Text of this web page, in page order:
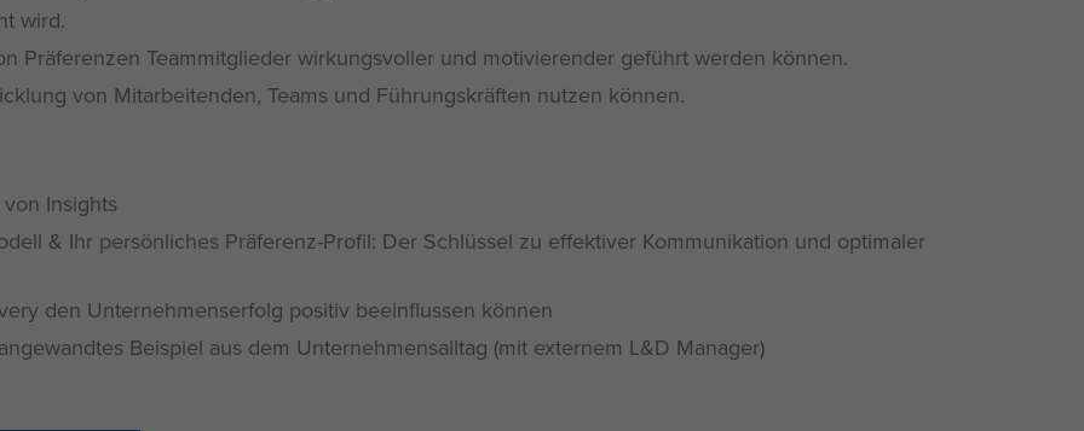
wird.
Präferenzen Teammitgliederwirkungsvoller und motivierender geführt werden können.
von Mitarbeitenden, Teams und Führungskräften nutzen können.
Insights
& Ihr persönliches Präferenz-Profil: Der Schlüssel zu effektiver Kommunikation und optimaler
den Unternehmenserfolg positiv beeinflussen können
Beispiel aus dem Unternehmensalltag (mit externem L&D Manager)